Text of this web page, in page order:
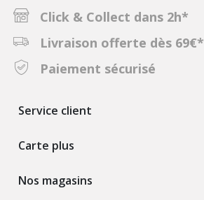
Click & Collect dans 2h*
Livraison offerte dès 69€*
Paiement sécurisé
Service client
Carte plus
Nos magasins